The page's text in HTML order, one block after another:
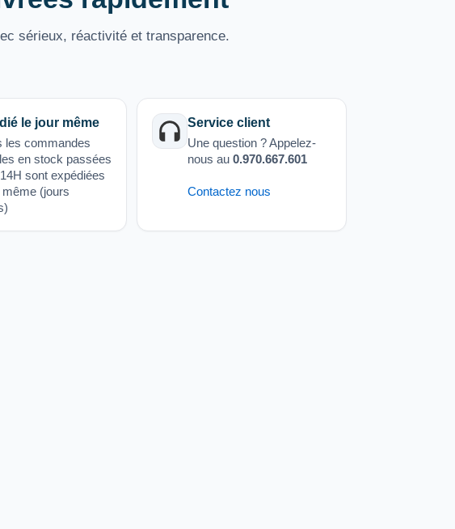
sérieux, réactivité et transparence.
le jour même
les commandes
en stock passées
sont expédiées
même (jours
Service client
Une question ? Appelez-
nous au 0.970.667.601
Contactez nous